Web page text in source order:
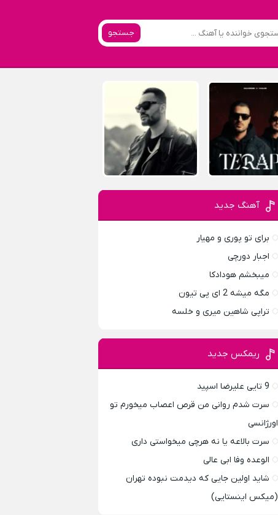
جستجو
آهنگ جدید
برای تو پوری و مهیار
اجبار دورچی
میبخشم هودادکا
مگه میشه 2 ای پی تیون
تراپی شاهین میری و خلسه
ریمکس جدید
9 تایی علیرضا اسپید
سرت شدم روانی من قرص اعصاب میخورم تو
اورژانسی
سرت بالاعه یا نه هرچی میخواستی داری
الوعده وفا ابی عالی
شاید اولین جایی که دیدمت نبوده تهران
(میکس اینستایی)